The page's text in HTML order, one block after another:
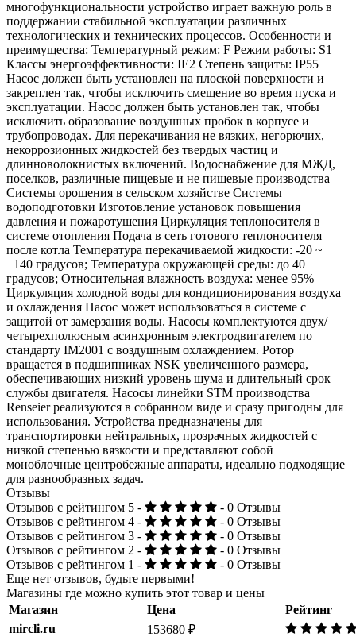
многофункциональности устройство играет важную роль в
поддержании стабильной эксплуатации различных
технологических и технических процессов. Особенности и
преимущества: Температурный режим: F Режим работы: S1
Классы энергоэффективности: IE2 Степень защиты: IP55
Насос должен быть установлен на плоской поверхности и
закреплен так, чтобы исключить смещение во время пуска и
эксплуатации. Насос должен быть установлен так, чтобы
исключить образование воздушных пробок в корпусе и
трубопроводах. Для перекачивания не вязких, негорючих,
некоррозионных жидкостей без твердых частиц и
длинноволокнистых включений. Водоснабжение для МЖД,
поселков, различные пищевые и не пищевые производства
Системы орошения в сельском хозяйстве Системы
водоподготовки Изготовление установок повышения
давления и пожаротушения Циркуляция теплоносителя в
системе отопления Подача в сеть готового теплоносителя
после котла Температура перекачиваемой жидкости: -20 ~
+140 градусов; Температура окружающей среды: до 40
градусов; Относительная влажность воздуха: менее 95%
Циркуляция холодной воды для кондиционирования воздуха
и охлаждения Насос может использоваться в системе с
защитой от замерзания воды. Насосы комплектуются двух/
четырехполюсным асинхронным электродвигателем по
стандарту IM2001 с воздушным охлаждением. Ротор
вращается в подшипниках NSK увеличенного размера,
обеспечивающих низкий уровень шума и длительный срок
службы двигателя. Насосы линейки STM производства
Renseier реализуются в собранном виде и сразу пригодны для
использования. Устройства предназначены для
транспортировки нейтральных, прозрачных жидкостей с
низкой степенью вязкости и представляют собой
моноблочные центробежные аппараты, идеально подходящие
для разнообразных задач.
Отзывы
Отзывов с рейтингом 5 -
- 0 Отзывы
Отзывов с рейтингом 4 -
- 0 Отзывы
Отзывов с рейтингом 3 -
- 0 Отзывы
Отзывов с рейтингом 2 -
- 0 Отзывы
Отзывов с рейтингом 1 -
- 0 Отзывы
Еще нет отзывов, будьте первыми!
Магазины где можно купить этот товар и цены
Магазин
Цена
Рейтинг
mircli.ru
153680 ₽